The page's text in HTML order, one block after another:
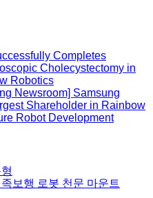
Completes
Cholecystectomy in
Robotics
Newsroom] Samsung
Shareholder in Rainbow
Robot Development
보행 로봇 천문 마운트